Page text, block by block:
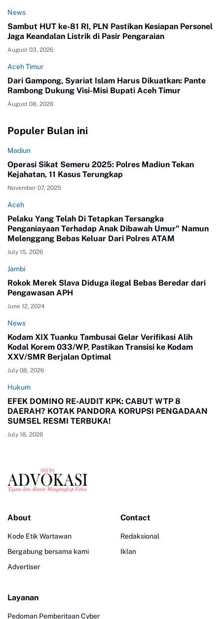
News
Sambut HUT ke-81 RI, PLN Pastikan Kesiapan Personel
Jaga Keandalan Listrik di Pasir Pengaraian
August 03, 2026
Aceh Timur
Dari Gampong, Syariat Islam Harus Dikuatkan: Pante
Rambong Dukung Visi-Misi Bupati Aceh Timur
August 08, 2026
Populer Bulan ini
Madiun
Operasi Sikat Semeru 2025: Polres Madiun Tekan
Kejahatan, 11 Kasus Terungkap
November 07, 2025
Aceh
Pelaku Yang Telah Di Tetapkan Tersangka
Penganiayaan Terhadap Anak Dibawah Umur" Namun
Melenggang Bebas Keluar Dari Polres ATAM
July 15, 2026
Jambi
Rokok Merek Slava Diduga ilegal Bebas Beredar dari
Pengawasan APH
June 12, 2024
News
Kodam XIX Tuanku Tambusai Gelar Verifikasi Alih
Kodal Korem 033/WP, Pastikan Transisi ke Kodam
XXV/SMR Berjalan Optimal
July 08, 2026
Hukum
EFEK DOMINO RE-AUDIT KPK: CABUT WTP 8
DAERAH? KOTAK PANDORA KORUPSI PENGADAAN
SUMSEL RESMI TERBUKA!
July 18, 2026
About
Kode Etik Wartawan
Bergabung bersama kami
Advertiser
Contact
Redaksional
Iklan
Layanan
Pedoman Pemberitaan Cyber